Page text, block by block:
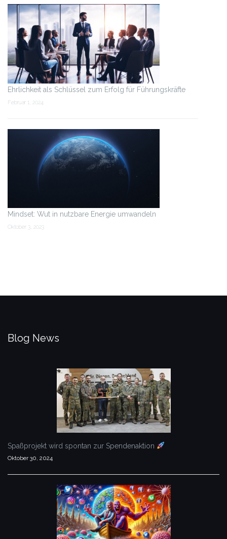
Ehrlichkeit als Schlüssel zum Erfolg für Führungskräfte
Februar 1, 2024
Mindset: Wut in nutzbare Energie umwandeln
Oktober 3, 2023
Blog News
Spaßprojekt wird spontan zur Spendenaktion
Oktober 30, 2024